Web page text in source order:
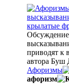
приводят к
автора Буш
Афоризмы
афоризм